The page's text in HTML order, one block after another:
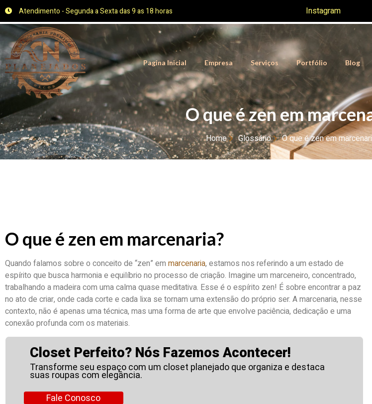
Atendimento - Segunda a Sexta das 9 as 18 horas Instagram
Pagina Inicial Empresa Serviços Portfólio Blog
O que é zen em
Home Glossário O que é zen em
O que é zen em marcenaria?
Quando falamos sobre o conceito de “zen” em marcenaria, estamos nos referindo a um estado de
espírito que busca harmonia e equilíbrio no processo de criação. Imagine um marceneiro, concentrado,
trabalhando a madeira com uma calma quase meditativa. Esse é o espírito zen! É sobre encontrar a paz
no ato de criar, onde cada corte e cada lixa se tornam uma extensão do próprio ser. A marcenaria, nesse
contexto, não é apenas uma técnica, mas uma forma de arte que envolve paciência, dedicação e uma
conexão profunda com os materiais.
Closet Perfeito? Nós Fazemos Acontecer!
Transforme seu espaço com um closet planejado que organiza e destaca
suas roupas com elegância.
Fale Conosco